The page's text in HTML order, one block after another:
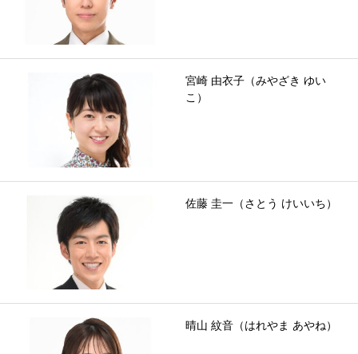
宮崎 由衣子（みやざき ゆい
こ）
佐藤 圭一（さとう けいいち）
晴山 紋音（はれやま あやね）